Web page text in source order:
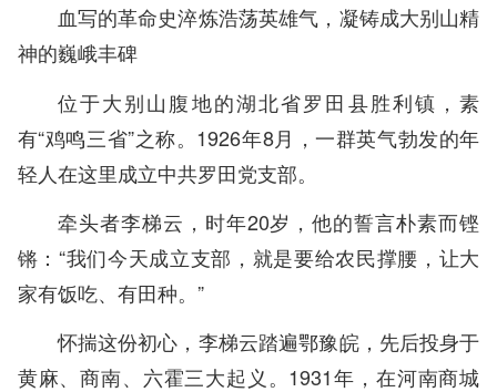
血写的革命史淬炼浩荡英雄气，凝铸成大别山精
神的巍峨丰碑
位于大别山腹地的湖北省罗田县胜利镇，素
有“鸡鸣三省”之称。1926年8月，一群英气勃发的年
轻人在这里成立中共罗田党支部。
牵头者李梯云，时年20岁，他的誓言朴素而铿
锵：“我们今天成立支部，就是要给农民撑腰，让大
家有饭吃、有田种。”
怀揣这份初心，李梯云踏遍鄂豫皖，先后投身于
黄麻、商南、六霍三大起义。1931年，在河南商城